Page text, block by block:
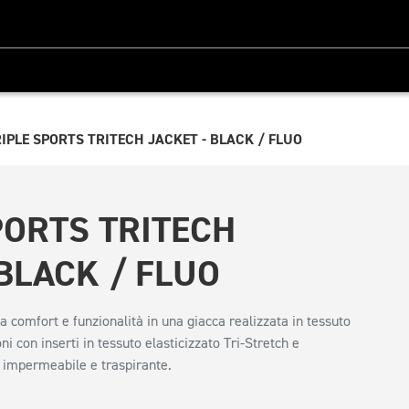
SPORTS TRITECH JACKET - BLACK / FLUO
TRITECH
/ FLUO
comfort e funzionalità in una giacca realizzata in tessuto
con inserti in tessuto elasticizzato Tri-Stretch e
e traspirante.